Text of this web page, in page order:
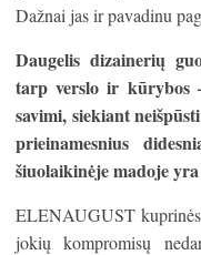
Dažnai jas ir pavadinu
Daugelis dizainerių
tarp verslo ir kūrybos
savimi, siekiant neišpū
prieinamesnius
šiuolaikinėje madoje
ELENAUGUST
jokių kompromisų